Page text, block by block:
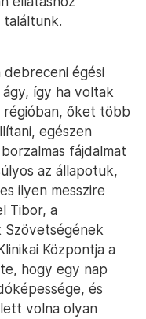
találtunk.
égési
így ha voltak
régióban, őket több
egészen
fájdalmat
az állapotuk,
ilyen messzire
Tibor, a
Szövetségének
Központja a
hogy egy nap
és
volna olyan